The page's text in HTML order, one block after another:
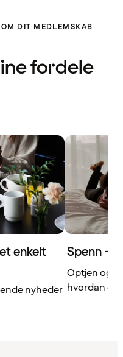
DIT MEDLEMSKAB
fordele
enkelt
nyheder
Spenn –
Optjen og
hvordan